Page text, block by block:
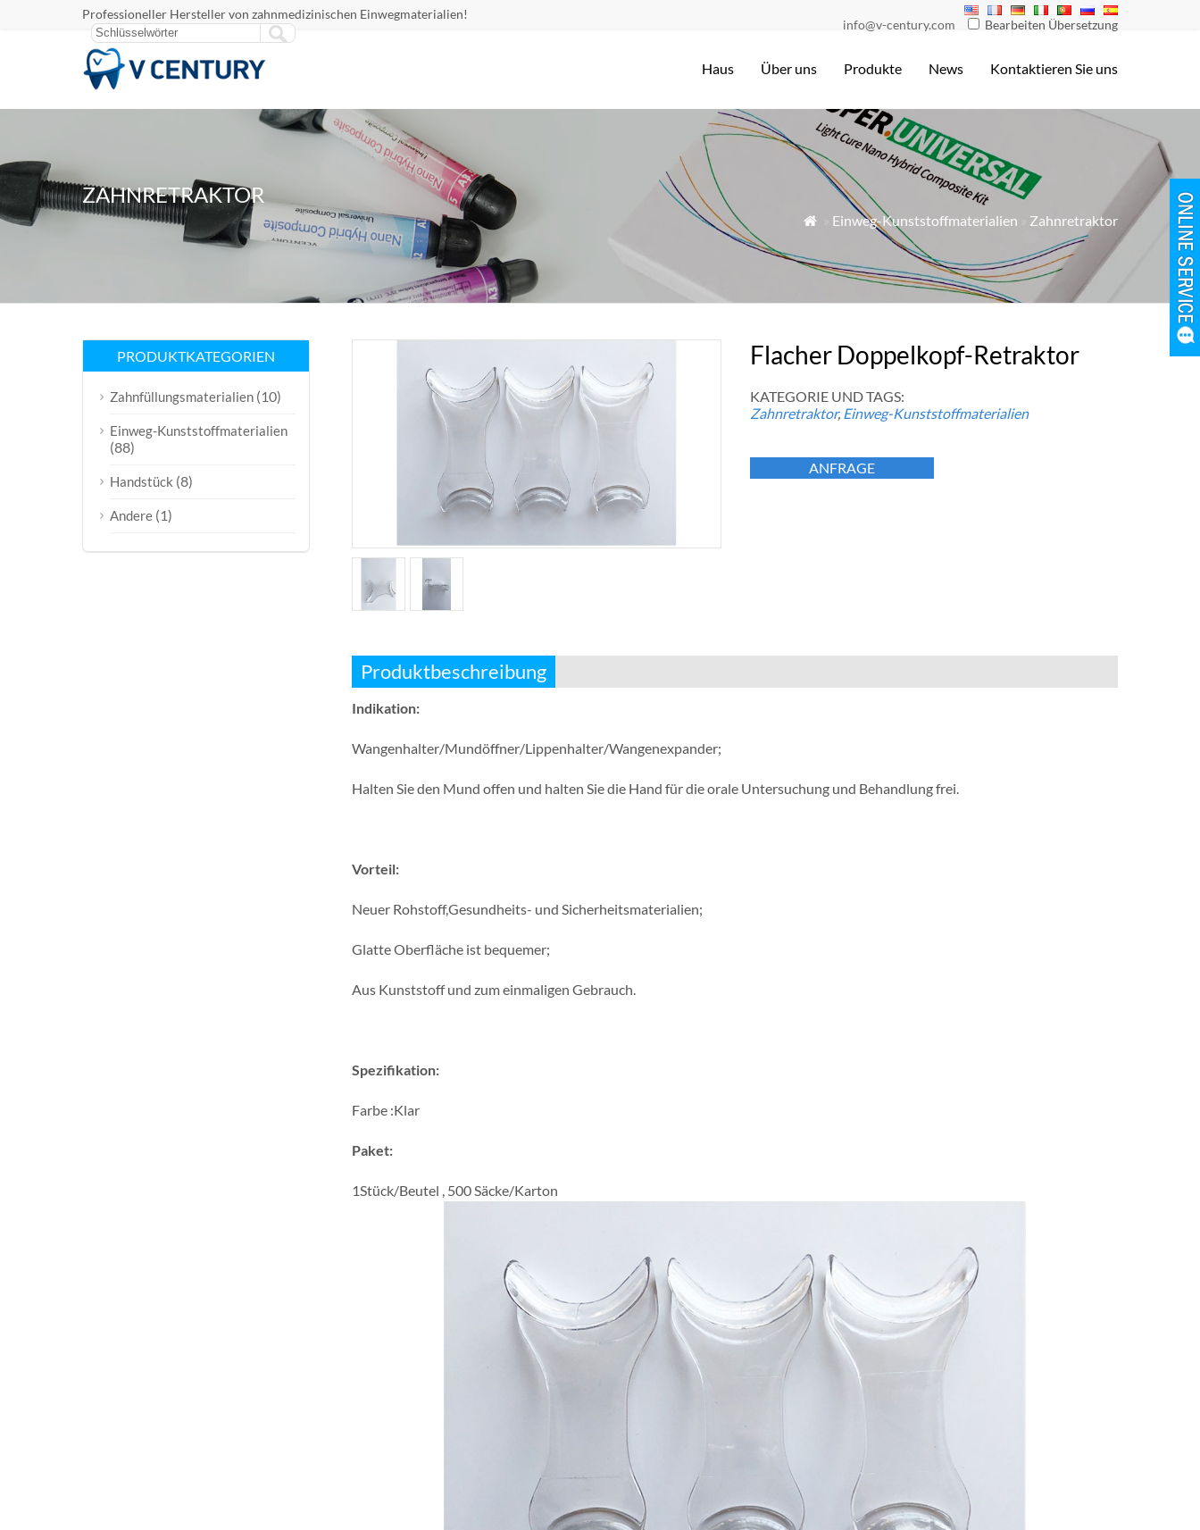
Professioneller Hersteller von zahnmedizinischen Einwegmaterialien!
info@v-century.com Bearbeiten Übersetzung
Haus Über uns Produkte News Kontaktieren Sie uns
ZAHNRETRAKTOR
 Einweg-Kunststoffmaterialien Zahnretraktor
Flacher Doppelkopf-Retraktor
KATEGORIE UND TAGS:
Zahnretraktor, Einweg-Kunststoffmaterialien
ANFRAGE
Produktbeschreibung
Indikation:
Wangenhalter/Mundöffner/Lippenhalter/Wangenexpander;
Halten Sie den Mund offen und halten Sie die Hand für die orale Untersuchung und Behandlung frei.
Vorteil:
Neuer Rohstoff,Gesundheits- und Sicherheitsmaterialien;
Glatte Oberfläche ist bequemer;
Aus Kunststoff und zum einmaligen Gebrauch.
Spezifikation:
Farbe :Klar
Paket:
1Stück/Beutel , 500 Säcke/Karton
PRODUKTKATEGORIEN
Zahnfüllungsmaterialien (10)
Einweg-Kunststoffmaterialien
(88)
Handstück (8)
Andere (1)